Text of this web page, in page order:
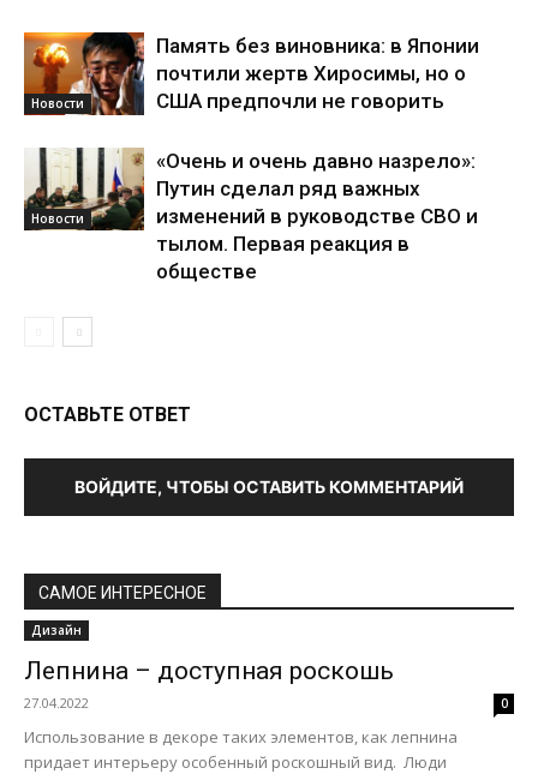
Новости
Память без виновника: в Японии
почтили жертв Хиросимы, но о
США предпочли не говорить
Новости
«Очень и очень давно назрело»:
Путин сделал ряд важных
изменений в руководстве СВО и
тылом. Первая реакция в
обществе
ОСТАВЬТЕ ОТВЕТ
ВОЙДИТЕ, ЧТОБЫ ОСТАВИТЬ КОММЕНТАРИЙ
САМОЕ ИНТЕРЕСНОЕ
Дизайн
Лепнина – доступная роскошь
27.04.2022 0
Использование в декоре таких элементов, как лепнина
придает интерьеру особенный роскошный вид. Люди